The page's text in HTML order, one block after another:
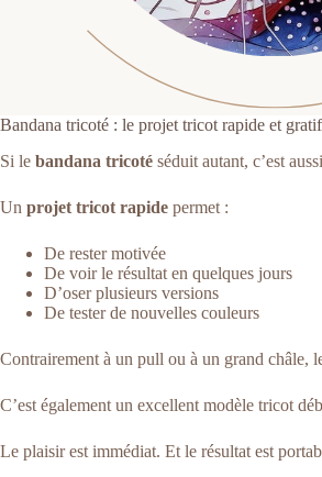
Bandana tricoté : le projet tricot rapide et
Si le bandana tricoté séduit autant, c’est
Un projet tricot rapide permet :
De rester motivée
De voir le résultat en quelques jours
D’oser plusieurs versions
De tester de nouvelles couleurs
Contrairement à un pull ou à un grand châle,
C’est également un excellent modèle tricot
Le plaisir est immédiat. Et le résultat est